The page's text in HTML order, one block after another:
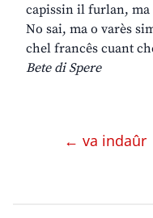
capissin il furlan,
No sai, ma o varès
chel francês cuant
Bete di Spere
← va indaûr